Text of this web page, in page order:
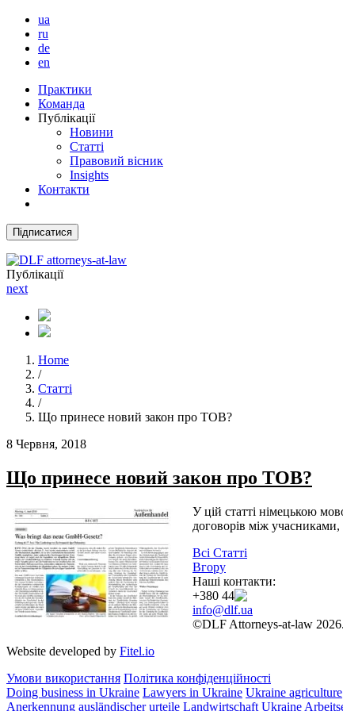
ua
ru
de
en
Практики
Команда
Публікації
Новини
Статті
Правовий вісник
Insights
Контакти
Підписатися
Публікації
next
Home
/
Статті
/
Що принесе новий закон про ТОВ?
8 Червня, 2018
Що принесе новий закон про ТОВ?
У цій статті німецькою
договорів між
Всі Статті
Вгору
Наші контакти:
+380 44 384 24 54
info@dlf.ua
©DLF Attorneys-at-law
Website developed by Fitel.io
Умови використання Політика конфіденційності
Doing business in Ukraine Lawyers in Ukraine Ukraine agriculture
Anerkennung ausländischer urteile Landwirtschaft Ukraine